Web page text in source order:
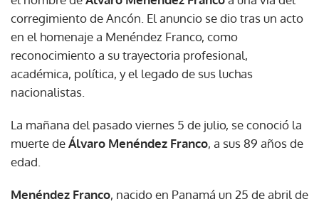
corregimiento de Ancón. El anuncio se dio tras un acto
en el homenaje a Menéndez Franco, como
reconocimiento a su trayectoria profesional,
académica, política, y el legado de sus luchas
nacionalistas.
La mañana del pasado viernes 5 de julio, se conoció la
muerte deÁlvaro Menéndez Franco, a sus 89 años de
edad.
Menéndez Franco, nacido en Panamá un 25 de abril de